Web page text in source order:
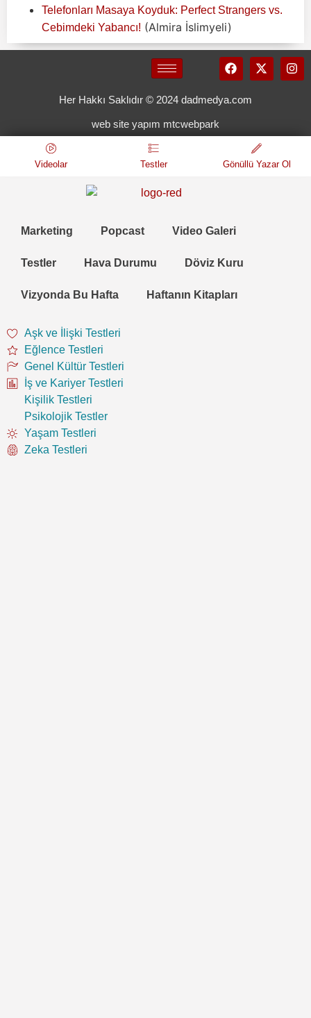
Telefonları Masaya Koyduk: Perfect Strangers vs.
Cebimdeki Yabancı! (Almira İslimyeli)
Her Hakkı Saklıdır © 2024 dadmedya.com
web site yapım mtcwebpark
Videolar Testler Gönüllü Yazar Ol
Marketing Popcast Video Galeri
Testler Hava Durumu Döviz Kuru
Vizyonda Bu Hafta Haftanın Kitapları
Aşk ve İlişki Testleri
Eğlence Testleri
Genel Kültür Testleri
İş ve Kariyer Testleri
Kişilik Testleri
Psikolojik Testler
Yaşam Testleri
Zeka Testleri